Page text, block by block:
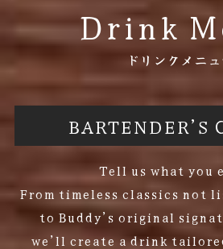
Drink
ドリンクメニ
BARTENDER’S
Tell us what you
From timeless classics not
to Buddy’s original
we’ll create a drink